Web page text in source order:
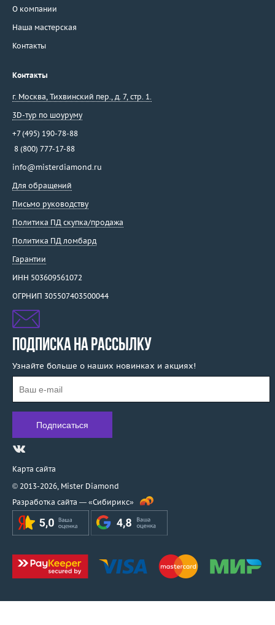
О компании
Наша мастерская
Контакты
Контакты
г. Москва, Тихвинский пер., д. 7, стр. 1.
3D-тур по шоуруму
+7 (495) 190-78-88
8 (800) 777-17-88
info@misterdiamond.ru
Для обращений
Письмо руководству
Политика ПД скупка/продажа
Политика ПД ломбард
Гарантии
ИНН 503609561072
ОГРНИП 305507403500044
ПОДПИСКА НА РАССЫЛКУ
Узнайте больше о наших новинках и акциях!
Карта сайта
© 2013-2026, Mister Diamond
Разработка сайта — «Сибирикс»